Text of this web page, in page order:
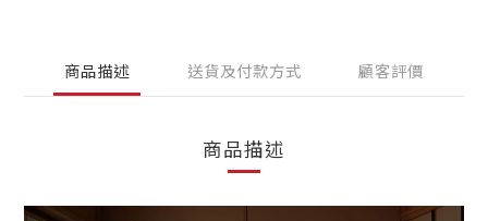
商品描述 送貨及付款方式 顧客評價
商品描述